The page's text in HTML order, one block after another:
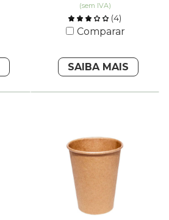
(sem IVA)
(4)
Comparar
SAIBA MAIS